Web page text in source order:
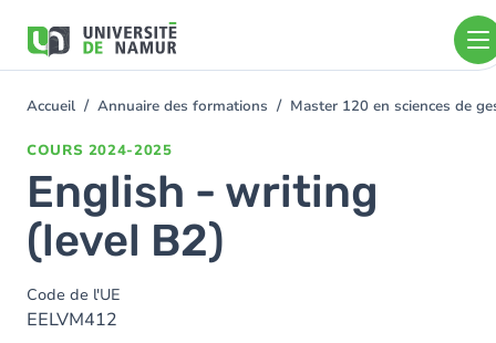
contenu
You
Accueil Annuaire des formations Master 120 en sciences de
COURS 2024-2025
English - writing
(level B2)
Code de l'UE
EELVM412